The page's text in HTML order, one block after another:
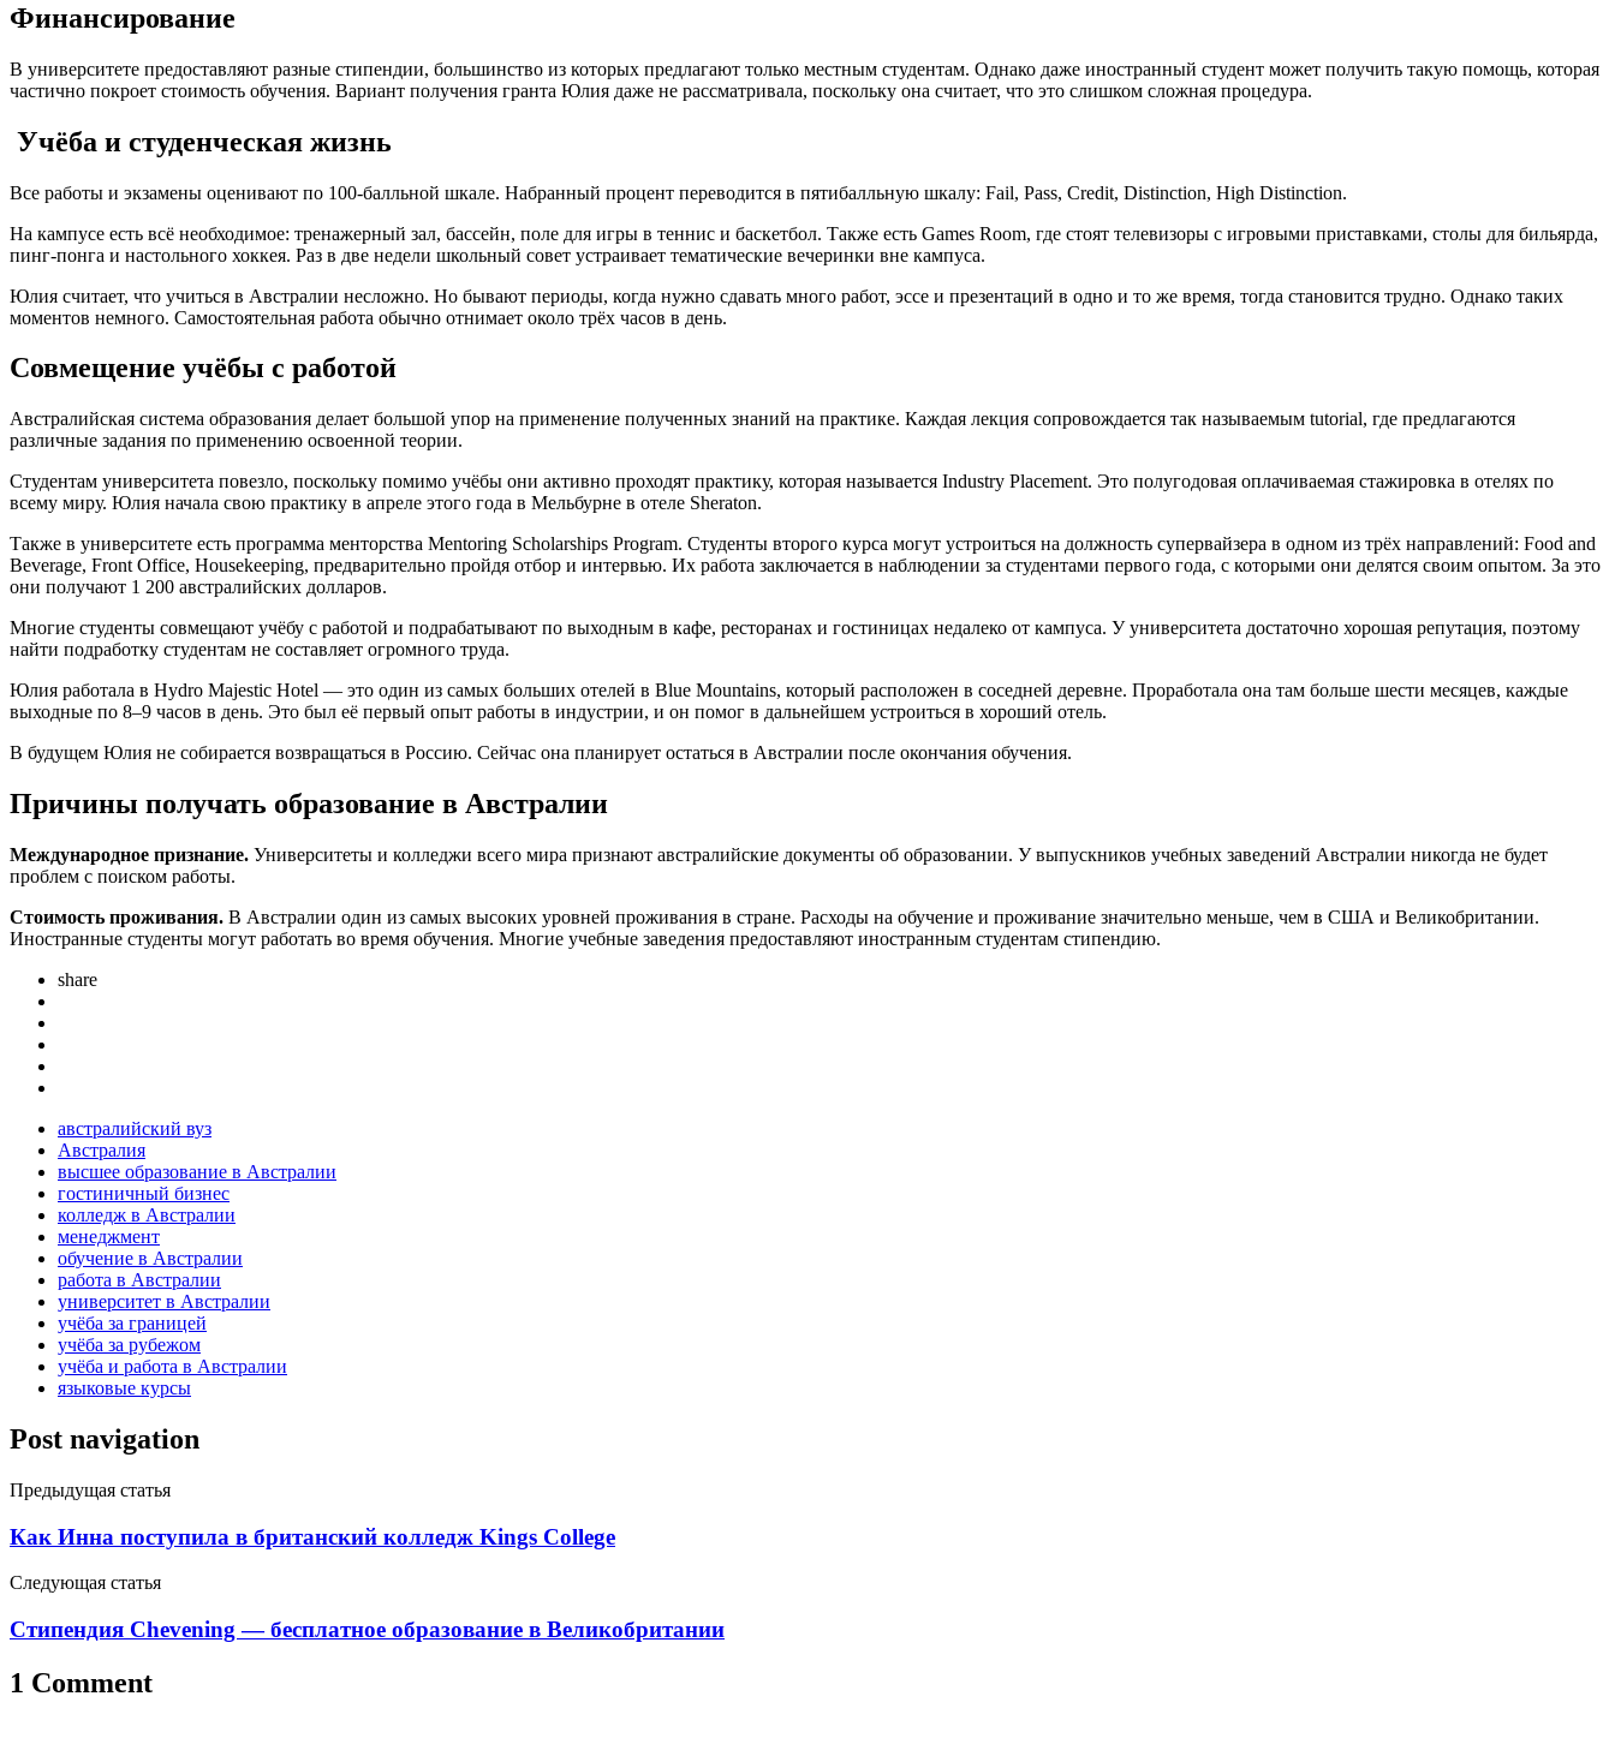
Финансирование
В университете предоставляют разные стипендии, большинство из которых предлагают только местным студентам. Однако даже иностранный студент может получить такую помощь, которая
частично покроет стоимость обучения. Вариант получения гранта Юлия даже не рассматривала, поскольку она считает, что это слишком сложная процедура.
Учёба и студенческая жизнь
Все работы и экзамены оценивают по 100-балльной шкале. Набранный процент переводится в пятибалльную шкалу: Fail, Pass, Credit, Distinction, High Distinction.
На кампусе есть всё необходимое: тренажерный зал, бассейн, поле для игры в теннис и баскетбол. Также есть Games Room, где стоят телевизоры с игровыми приставками, столы для бильярда,
пинг-понга и настольного хоккея. Раз в две недели школьный совет устраивает тематические вечеринки вне кампуса.
Юлия считает, что учиться в Австралии несложно. Но бывают периоды, когда нужно сдавать много работ, эссе и презентаций в одно и то же время, тогда становится трудно. Однако таких
моментов немного. Самостоятельная работа обычно отнимает около трёх часов в день.
Совмещение учёбы с работой
Австралийская система образования делает большой упор на применение полученных знаний на практике. Каждая лекция сопровождается так называемым tutorial, где предлагаются
различные задания по применению освоенной теории.
Студентам университета повезло, поскольку помимо учёбы они активно проходят практику, которая называется Industry Placement. Это полугодовая оплачиваемая стажировка в отелях по
всему миру. Юлия начала свою практику в апреле этого года в Мельбурне в отеле Sheraton.
Также в университете есть программа менторства Mentoring Scholarships Program. Студенты второго курса могут устроиться на должность супервайзера в одном из трёх направлений: Food and
Beverage, Front Office, Housekeeping, предварительно пройдя отбор и интервью. Их работа заключается в наблюдении за студентами первого года, с которыми они делятся своим опытом. За это
они получают 1 200 австралийских долларов.
Многие студенты совмещают учёбу с работой и подрабатывают по выходным в кафе, ресторанах и гостиницах недалеко от кампуса. У университета достаточно хорошая репутация, поэтому
найти подработку студентам не составляет огромного труда.
Юлия работала в Hydro Majestic Hotel — это один из самых больших отелей в Blue Mountains, который расположен в соседней деревне. Проработала она там больше шести месяцев, каждые
выходные по 8–9 часов в день. Это был её первый опыт работы в индустрии, и он помог в дальнейшем устроиться в хороший отель.
В будущем Юлия не собирается возвращаться в Россию. Сейчас она планирует остаться в Австралии после окончания обучения.
Причины получать образование в Австралии
Международное признание. Университеты и колледжи всего мира признают австралийские документы об образовании. У выпускников учебных заведений Австралии никогда не будет
проблем с поиском работы.
Стоимость проживания. В Австралии один из самых высоких уровней проживания в стране. Расходы на обучение и проживание значительно меньше, чем в США и Великобритании.
Иностранные студенты могут работать во время обучения. Многие учебные заведения предоставляют иностранным студентам стипендию.
share
австралийский вуз
Австралия
высшее образование в Австралии
гостиничный бизнес
колледж в Австралии
менеджмент
обучение в Австралии
работа в Австралии
университет в Австралии
учёба за границей
учёба за рубежом
учёба и работа в Австралии
языковые курсы
Post navigation
Предыдущая статья
Как Инна поступила в британский колледж Kings College
Следующая статья
Стипендия Chevening — бесплатное образование в Великобритании
1 Comment